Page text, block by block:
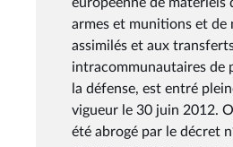
armes et munitions et de
assimilés et aux
intracommunautaires de
la défense, est entré
vigueur le 30 juin 2012.
été abrogé par le décret